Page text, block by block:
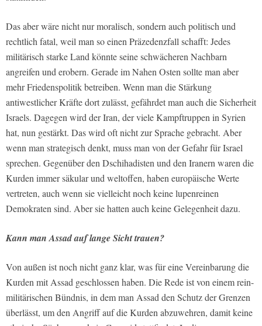
Das aber wäre nicht nur moralisch, sondern auch politisch und
rechtlich fatal, weil man so einen Präzedenzfall schafft: Jedes
militärisch starke Land könnte seine schwächeren Nachbarn
angreifen und erobern. Gerade im Nahen Osten sollte man aber
mehr Friedenspolitik betreiben. Wenn man die Stärkung
antiwestlicher Kräfte dort zulässt, gefährdet man auch die Sicherheit
Israels. Dagegen wird der Iran, der viele Kampftruppen in Syrien
hat, nun gestärkt. Das wird oft nicht zur Sprache gebracht. Aber
wenn man strategisch denkt, muss man von der Gefahr für Israel
sprechen. Gegenüber den Dschihadisten und den Iranern waren die
Kurden immer säkular und weltoffen, haben europäische Werte
vertreten, auch wenn sie vielleicht noch keine lupenreinen
Demokraten sind. Aber sie hatten auch keine Gelegenheit dazu.
Kann man Assad auf lange Sicht trauen?
Von außen ist noch nicht ganz klar, was für eine Vereinbarung die
Kurden mit Assad geschlossen haben. Die Rede ist von einem rein-
militärischen Bündnis, in dem man Assad den Schutz der Grenzen
überlässt, um den Angriff auf die Kurden abzuwehren, damit keine